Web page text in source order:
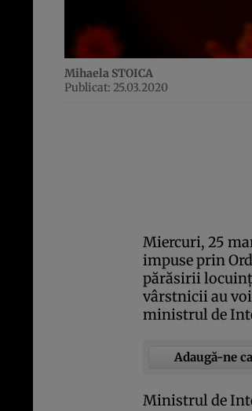
Mihaela STOICA
Publicat: 25.03.2020
Miercuri, 25
impuse prin
părăsirii
vârstnicii au
ministrul de
Adaugă-ne
Ministrul de